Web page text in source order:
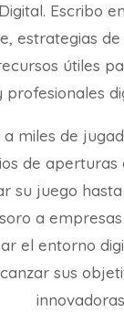
Escribo
estrategias de
útiles
profesionales
miles de
de aperturas
su juego
a
el entorno
sus